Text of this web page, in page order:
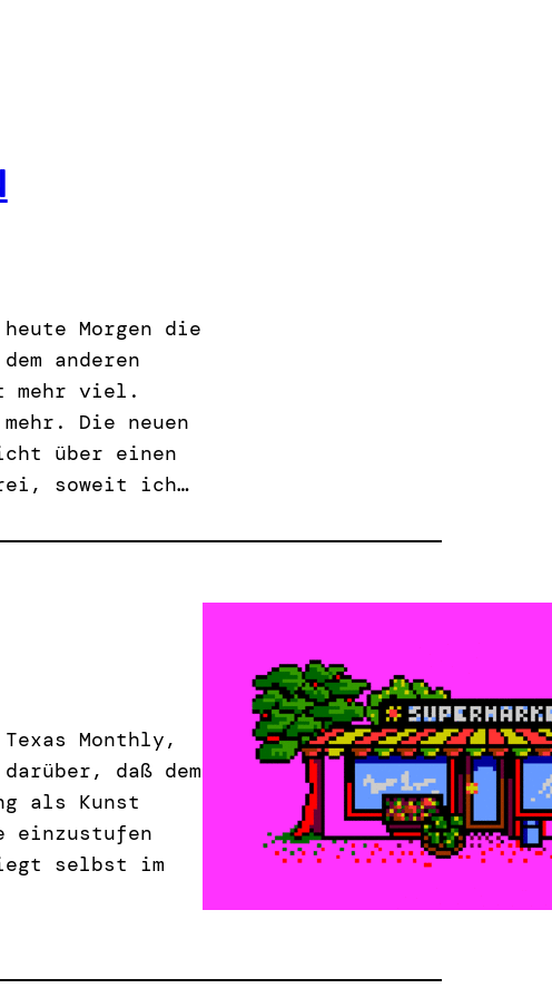
Morgen die
anderen
mehr viel.
Die neuen
über einen
soweit ich…
Monthly,
daß dem
als Kunst
einzustufen
selbst im